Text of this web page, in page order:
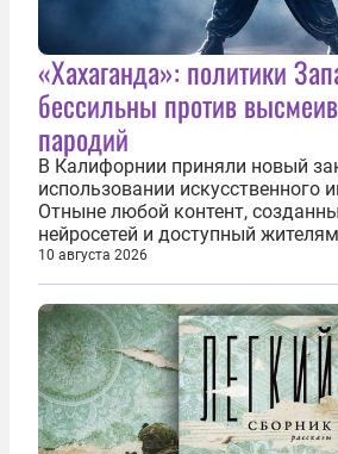
«Хахаганда»: политики
бессильны против
пародий
В Калифорнии приняли новый
использовании искусственного
Отныне любой контент,
нейросетей и доступный
получать обязательную
Речь идёт не просто о логотипе
Midjourney где-нибудь в углу, а о
10 августа 2026